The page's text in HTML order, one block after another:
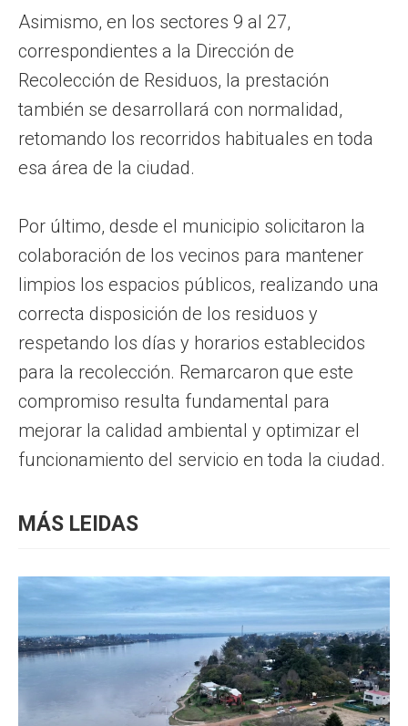
Asimismo, en los sectores 9 al 27,
correspondientes a la Dirección de
Recolección de Residuos, la prestación
también se desarrollará con normalidad,
retomando los recorridos habituales en toda
esa área de la ciudad.
Por último, desde el municipio solicitaron la
colaboración de los vecinos para mantener
limpios los espacios públicos, realizando una
correcta disposición de los residuos y
respetando los días y horarios establecidos
para la recolección. Remarcaron que este
compromiso resulta fundamental para
mejorar la calidad ambiental y optimizar el
funcionamiento del servicio en toda la ciudad.
MÁS LEIDAS